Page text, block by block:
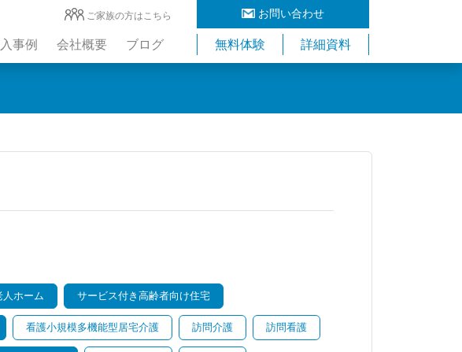
お問い合わせ
ご家族の方はこちら
事例 会社概要 ブログ 無料体験 詳細資料
人ホーム サービス付き高齢者向け住宅
看護小規模多機能型居宅介護 訪問介護 訪問看護